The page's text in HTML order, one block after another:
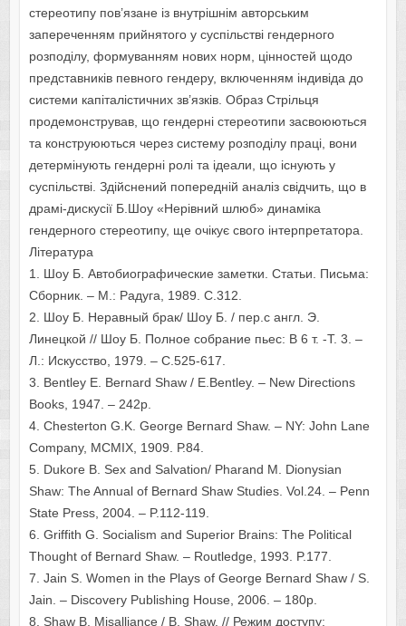
стереотипу пов’язане із внутрішнім авторським
запереченням прийнятого у суспільстві гендерного
розподілу, формуванням нових норм, цінностей щодо
представників певного гендеру, включенням індивіда до
системи капіталістичних зв’язків. Образ Стрільця
продемонстрував, що гендерні стереотипи засвоюються
та конструюються через систему розподілу праці, вони
детермінують гендерні ролі та ідеали, що існують у
суспільстві. Здійснений попередній аналіз свідчить, що в
драмі-дискусії Б.Шоу «Нерівний шлюб» динаміка
гендерного стереотипу, ще очікує свого інтерпретатора.
Література
1. Шоу Б. Автобиографические заметки. Статьи. Письма:
Сборник. – М.: Радуга, 1989. С.312.
2. Шоу Б. Неравный брак/ Шоу Б. / пер.с англ. Э.
Линецкой // Шоу Б. Полное собрание пьес: В 6 т. -Т. 3. –
Л.: Искусство, 1979. – С.525-617.
3. Bentley E. Bernard Shaw / E.Bentley. – New Directions
Books, 1947. – 242p.
4. Chesterton G.K. George Bernard Shaw. – NY: John Lane
Company, MCMIX, 1909. Р.84.
5. Dukore B. Sex and Salvation/ Pharand M. Dionysian
Shaw: The Annual of Bernard Shaw Studies. Vol.24. – Penn
State Press, 2004. – P.112-119.
6. Griffith G. Socialism and Superior Brains: The Political
Thought of Bernard Shaw. – Routledge, 1993. P.177.
7. Jain S. Women in the Plays of George Bernard Shaw / S.
Jain. – Discovery Publishing House, 2006. – 180p.
8. Shaw B. Misalliance / B. Shaw. // Режим доступу: